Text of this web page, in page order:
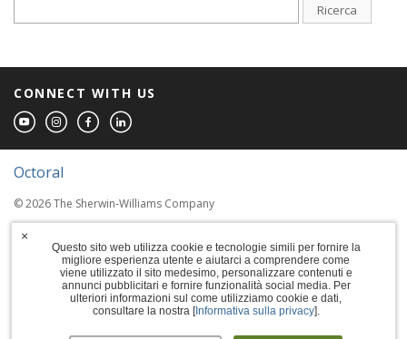
Ricerca
CONNECT WITH US
Octoral
© 2026 The Sherwin-Williams Company
Computer screens and printers vary in how
colors are displayed, so the colors you see
may not match the coating's actual color.
Terms of Use
Questo sito web utilizza cookie e tecnologie simili per fornire la
migliore esperienza utente e aiutarci a comprendere come
viene utilizzato il sito medesimo, personalizzare contenuti e
annunci pubblicitari e fornire funzionalità social media. Per
ulteriori informazioni sul come utilizziamo cookie e dati,
consultare la nostra [Informativa sulla privacy].
×